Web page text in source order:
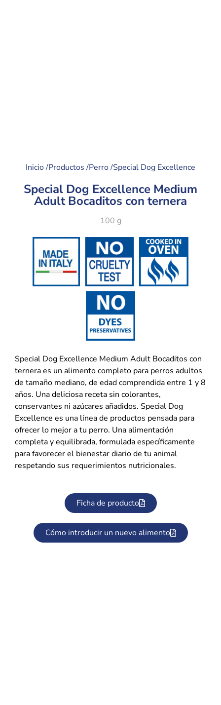
Inicio /Productos /Perro /Special Dog Excellence
Special Dog Excellence Medium
Adult Bocaditos con ternera
100 g
Special Dog Excellence Medium Adult Bocaditos con
ternera es un alimento completo para perros adultos
de tamaño mediano, de edad comprendida entre 1 y 8
años. Una deliciosa receta sin colorantes,
conservantes ni azúcares añadidos. Special Dog
Excellence es una línea de productos pensada para
ofrecer lo mejor a tu perro. Una alimentación
completa y equilibrada, formulada específicamente
para favorecer el bienestar diario de tu animal
respetando sus requerimientos nutricionales.
Ficha de producto
Cómo introducir un nuevo alimento